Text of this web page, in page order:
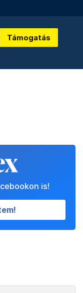
Támogatás
is!